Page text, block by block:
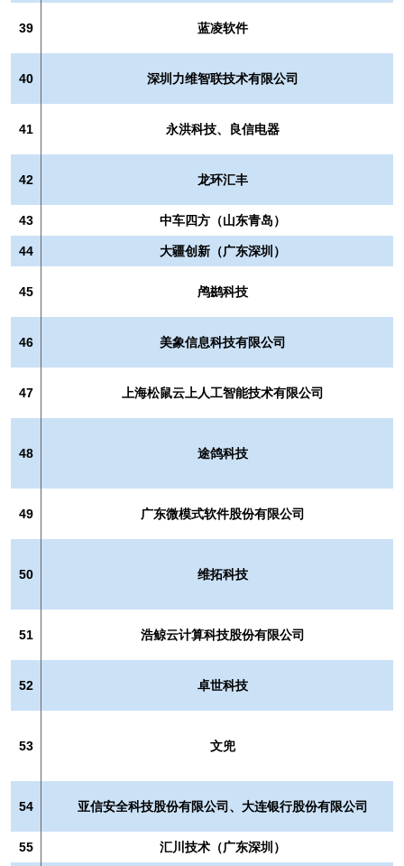
39 蓝凌软件
40 深圳力维智联技术有限公司
41 永洪科技、良信电器
42 龙环汇丰
43 中车四方（山东青岛）
44 大疆创新（广东深圳）
45 鸬鹚科技
46 美象信息科技有限公司
47 上海松鼠云上人工智能技术有限公司
48 途鸽科技
49 广东微模式软件股份有限公司
50 维拓科技
51 浩鲸云计算科技股份有限公司
52 卓世科技
53 文兜
54 亚信安全科技股份有限公司、大连银行股份有限公司
55 汇川技术（广东深圳）